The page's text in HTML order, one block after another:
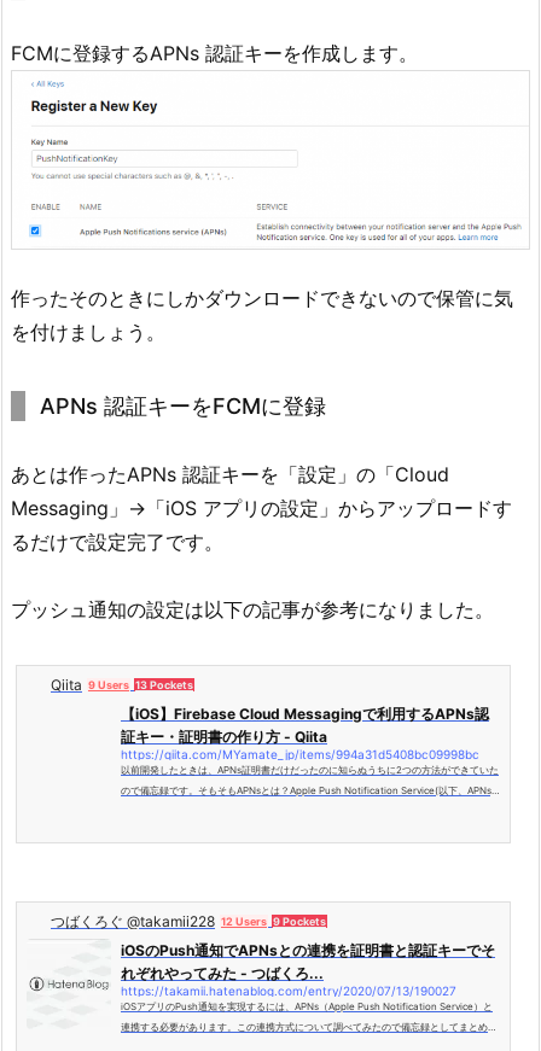
FCMに登録するAPNs 認証キーを作成します。
作ったそのときにしかダウンロードできないので保管に気
を付けましょう。
APNs 認証キーをFCMに登録
あとは作ったAPNs 認証キーを「設定」の「Cloud
Messaging」→「iOS アプリの設定」からアップロードす
るだけで設定完了です。
プッシュ通知の設定は以下の記事が参考になりました。
Qiita 9 Users 13 Pockets
【iOS】Firebase Cloud Messagingで利用するAPNs認
証キー・証明書の作り方 - Qiita
https://qiita.com/MYamate_jp/items/994a31d5408bc09998bc
以前開発したときは、APNs証明書だけだったのに知らぬうちに2つの方法ができていた
ので備忘録です。そもそもAPNsとは？Apple Push Notification Service(以下、APNs)
つばくろぐ @takamii228 12 Users 9 Pockets
iOSのPush通知でAPNsとの連携を証明書と認証キーでそ
れぞれやってみた - つばくろ...
https://takamii.hatenablog.com/entry/2020/07/13/190027
iOSアプリのPush通知を実現するには、APNs（Apple Push Notification Service）と
連携する必要があります。この連携方式について調べてみたので備忘録としてまとめて